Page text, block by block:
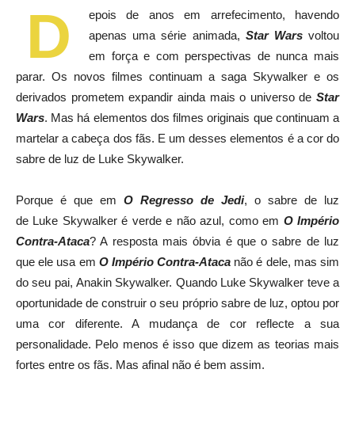
D
epois de anos em arrefecimento, havendo
apenas uma série animada, Star Warsvoltou
em força e com perspectivas de nunca mais
parar. Os novos filmes continuam a saga Skywalker e os
derivados prometem expandir ainda mais o universo de Star
Wars. Mas há elementos dos filmes originais que continuam a
martelar a cabeça dos fãs. E um desses elementos é a cor do
sabre de luz de Luke Skywalker.
Porque é que em O Regresso de Jedi, o sabre de luz
de Luke Skywalker é verde e não azul, como em O Império
Contra-Ataca? A resposta mais óbvia é que o sabre de luz
que ele usa em O Império Contra-Ataca não é dele, mas sim
do seu pai, Anakin Skywalker. Quando Luke Skywalker teve a
oportunidade de construir o seu próprio sabre de luz, optou por
uma cor diferente. A mudança de cor reflecte a sua
personalidade. Pelo menos é isso que dizem as teorias mais
fortes entre os fãs. Mas afinal não é bem assim.